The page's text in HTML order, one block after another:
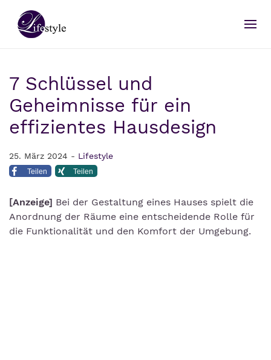
7 Schlüssel und
Geheimnisse für ein
effizientes Hausdesign
25. März 2024 - Lifestyle
Teilen Teilen
[Anzeige] Bei der Gestaltung eines Hauses spielt die
Anordnung der Räume eine entscheidende Rolle für
die Funktionalität und den Komfort der Umgebung.